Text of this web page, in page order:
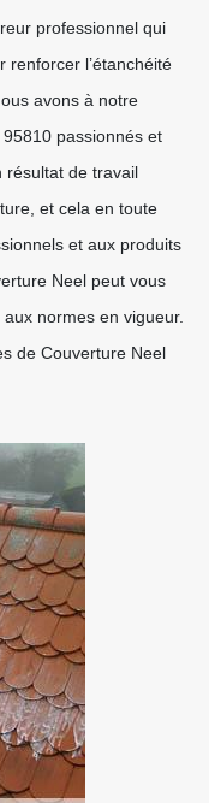
professionnel qui
renforcer l’étanchéité
avons à notre
passionnés et
résultat de travail
et cela en toute
et aux produits
Neel peut vous
normes en vigueur.
de Couverture Neel